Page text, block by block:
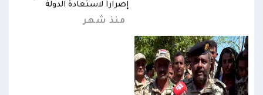
إصرارا لاستعادة الدولة
منذ شهر